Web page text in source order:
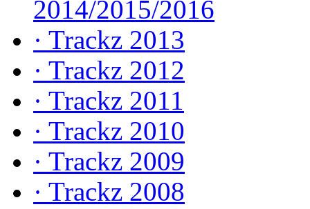
2014/2015/2016
· Trackz 2013
· Trackz 2012
· Trackz 2011
· Trackz 2010
· Trackz 2009
· Trackz 2008